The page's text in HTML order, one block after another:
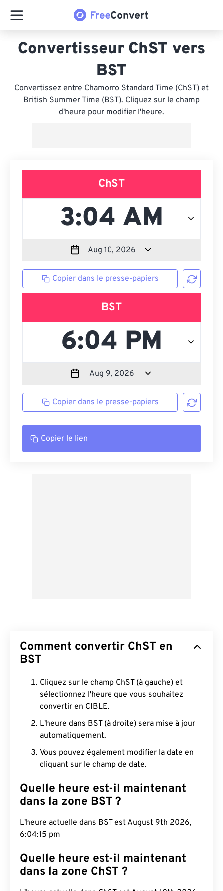
Convertisseur ChST vers
BST
Convertissez entre Chamorro Standard Time (ChST) et
British Summer Time (BST). Cliquez sur le champ
d'heure pour modifier l'heure.
ChST
Copier dans le presse-papiers
BST
Copier dans le presse-papiers
Copier le lien
Comment convertir ChST en
BST
Cliquez sur le champ ChST (à gauche) et
sélectionnez l'heure que vous souhaitez
convertir en CIBLE.
L'heure dans BST (à droite) sera mise à jour
automatiquement.
Vous pouvez également modifier la date en
cliquant sur le champ de date.
Quelle heure est-il maintenant
dans la zone BST ?
L'heure actuelle dans BST est August 9th 2026,
6:04:16 pm
Quelle heure est-il maintenant
dans la zone ChST ?